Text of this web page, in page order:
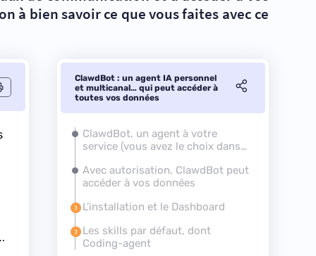
à bien savoir ce que vous faites avec ce
ClawdBot : un agent IA personnel
et multicanal… qui peut accéder à
toutes vos données
ClawdBot, un agent à votre
service (vous avez le choix dans
Avec autorisation, ClawdBot peut
accéder à vos données
L’installation et le Dashboard
Les skills par défaut, dont
Coding-agent